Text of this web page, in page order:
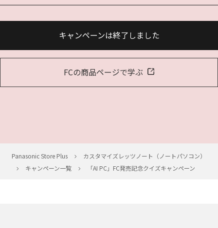
キャンペーンは終了しました
FCの商品ページで学ぶ
Panasonic Store Plus
カスタマイズレッツノート（ノートパソコン）
キャンペーン一覧
「AI PC」FC発売記念クイズキャンペーン